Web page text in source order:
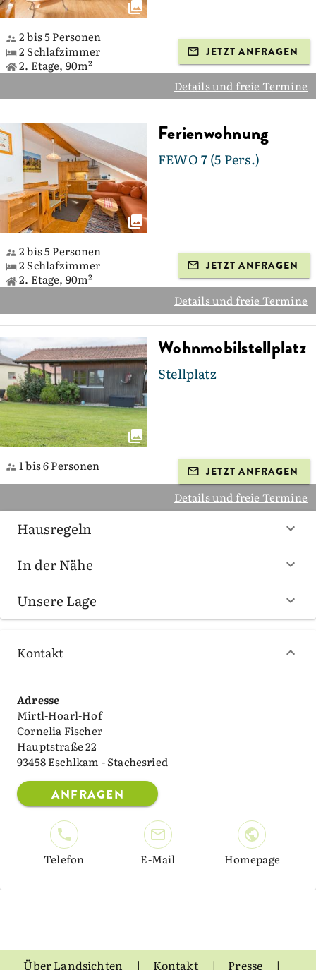
2 bis 5 Personen
2 Schlafzimmer
2. Etage, 90m²
JETZT ANFRAGEN
Details und freie Termine
Ferienwohnung
FEWO 7 (5 Pers.)
2 bis 5 Personen
2 Schlafzimmer
2. Etage, 90m²
JETZT ANFRAGEN
Details und freie Termine
Wohnmobilstellplatz
Stellplatz
1 bis 6 Personen JETZT ANFRAGEN
Details und freie Termine
Hausregeln
In der Nähe
Unsere Lage
Kontakt
Adresse
Mirtl-Hoarl-Hof
Cornelia Fischer
Hauptstraße 22
93458 Eschlkam - Stachesried
ANFRAGEN
Telefon E-Mail Homepage
Über Landsichten Kontakt Presse